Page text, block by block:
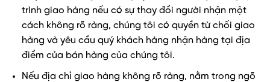
trình giao hàng nếu có sự thay đổi người nhận một
cách không rõ ràng, chúng tôi có quyền từ chối giao
hàng và yêu cầu quý khách hàng nhận hàng tại địa
điểm của bán hàng của chúng tôi.
Nếu địa chỉ giao hàng không rõ ràng, nằm trong ngõ